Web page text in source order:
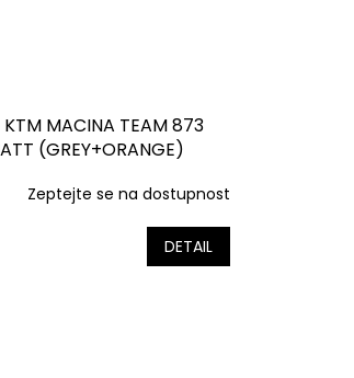
MACINA TEAM 873
(GREY+ORANGE)
Zeptejte se na dostupnost
DETAIL